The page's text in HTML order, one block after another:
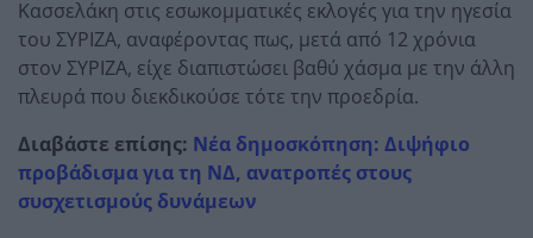
Κασσελάκη στις εσωκομματικές εκλογές για την ηγεσία
του ΣΥΡΙΖΑ, αναφέροντας πως, μετά από 12 χρόνια
στον ΣΥΡΙΖΑ, είχε διαπιστώσει βαθύ χάσμα με την άλλη
πλευρά που διεκδικούσε τότε την προεδρία.
Διαβάστε επίσης: Νέα δημοσκόπηση: Διψήφιο
προβάδισμα για τη ΝΔ, ανατροπές στους
συσχετισμούς δυνάμεων